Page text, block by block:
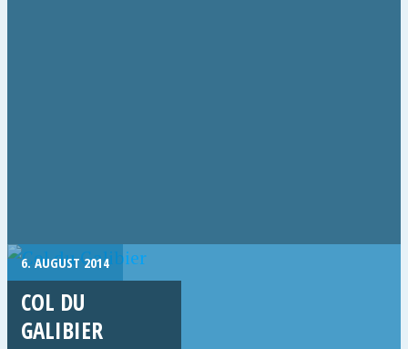
6. AUGUST 2014
COL DU
GALIBIER